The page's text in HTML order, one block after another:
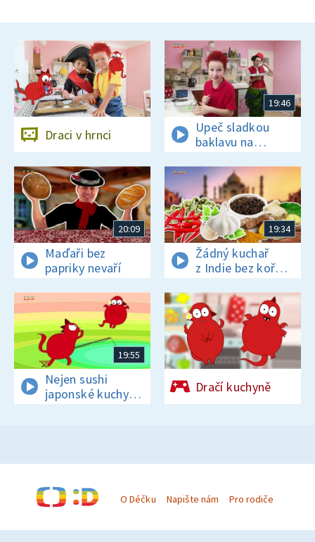
Draci v hrnci
19:46
Upeč sladkou
baklavu na
tureckou oslavu
20:09
Maďaři bez
papriky nevaří
19:34
Žádný kuchař
z Indie bez koření
nežije!
19:55
Nejen sushi
japonské kuchyni
sluší
Dračí kuchyně
O Déčku Napište nám Pro rodiče